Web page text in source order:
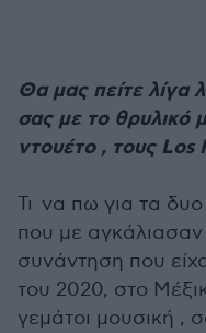
Θα μας πείτε λίγα
σας με το θρυλικό
ντουέτο , τους Los
Τι να πω για τα
που με
συνάντηση που
του 2020, στο
γεμάτοι μουσική ,